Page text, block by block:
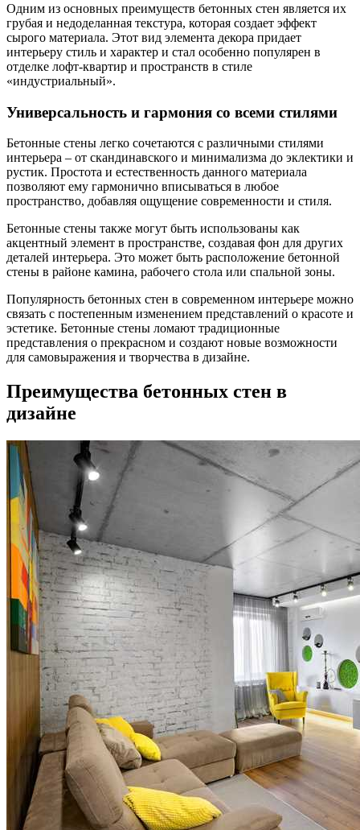
Одним из основных преимуществ бетонных стен является их
грубая и недоделанная текстура, которая создает эффект
сырого материала. Этот вид элемента декора придает
интерьеру стиль и характер и стал особенно популярен в
отделке лофт-квартир и пространств в стиле
«индустриальный».
Универсальность и гармония со всеми стилями
Бетонные стены легко сочетаются с различными стилями
интерьера – от скандинавского и минимализма до эклектики и
рустик. Простота и естественность данного материала
позволяют ему гармонично вписываться в любое
пространство, добавляя ощущение современности и стиля.
Бетонные стены также могут быть использованы как
акцентный элемент в пространстве, создавая фон для других
деталей интерьера. Это может быть расположение бетонной
стены в районе камина, рабочего стола или спальной зоны.
Популярность бетонных стен в современном интерьере можно
связать с постепенным изменением представлений о красоте и
эстетике. Бетонные стены ломают традиционные
представления о прекрасном и создают новые возможности
для самовыражения и творчества в дизайне.
Преимущества бетонных стен в
дизайне